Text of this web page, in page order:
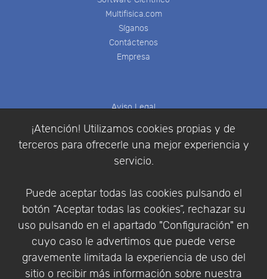
¡Atención! Utilizamos cookies propias y de
terceros para ofrecerle una mejor experiencia y
servicio.
Puede aceptar todas las cookies pulsando el
botón “Aceptar todas las cookies”, rechazar su
uso pulsando en el apartado "Configuración" en
cuyo caso le advertimos que puede verse
gravemente limitada la experiencia de uso del
sitio o recibir más información sobre nuestra
Multifisica.com
Síganos
Contáctenos
Empresa
Aviso Legal
Política de Privacidad
Condiciones de compra
Identificarse
Empresa|Aviso Legal| Política de Privacidad |
Política de Cookies